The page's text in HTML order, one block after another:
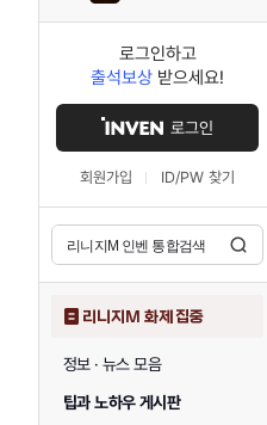
로그인하고
출석보상 받으세요!
로그인
회원가입 ID/PW 찾기
리니지M 화제 집중
정보 · 뉴스 모음
팁과 노하우 게시판